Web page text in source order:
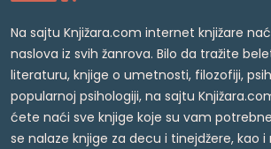
Na sajtu Knjižara.com internet knjižare
naslova iz svih žanrova. Bilo da tražite
literaturu, knjige o umetnosti, filozofiji,
popularnoj psihologiji, na sajtu
ćete naći sve knjige koje su vam
se nalaze knjige za decu i tinejdžere, kao